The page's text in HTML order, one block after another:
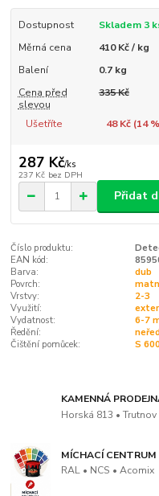
Dostupnost
Skladem 3
Měrná cena
410 Kč / kg
Balení
0.7 kg
Cena před
slevou
335 Kč
Ušetříte 48 Kč (14
287 Kč/ks
237 Kč bez DPH
Přidat
Číslo produktu:
EAN kód:
Barva:
dub
Povrch:
Vrstvy:
2-3
Využití:
Vydatnost:
6-7
Ředění:
Čištění pomůcek:
S
KAMENNÁ
Horská 813 • Trutnov
MÍCHACÍ CENTRUM
RAL • NCS • Acomix